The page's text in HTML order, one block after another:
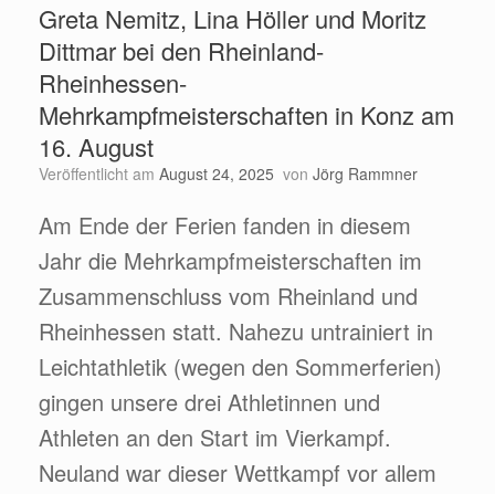
Greta Nemitz, Lina Höller und Moritz
Dittmar bei den Rheinland-
Rheinhessen-
Mehrkampfmeisterschaften in Konz am
16. August
Veröffentlicht am August 24, 2025 von Jörg Rammner
Am Ende der Ferien fanden in diesem
Jahr die Mehrkampfmeisterschaften im
Zusammenschluss vom Rheinland und
Rheinhessen statt. Nahezu untrainiert in
Leichtathletik (wegen den Sommerferien)
gingen unsere drei Athletinnen und
Athleten an den Start im Vierkampf.
Neuland war dieser Wettkampf vor allem